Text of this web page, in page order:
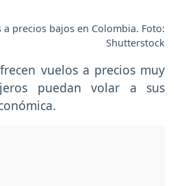
a precios bajos en Colombia. Foto:
Shutterstock
vuelos a precios muy
puedan volar a sus